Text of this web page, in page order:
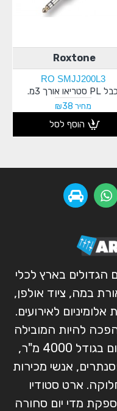
Roxtone
RO SMJJ200L3
כבל PL סטריאו אורך 3מ.
מחיר ₪38
הוסף לסל
הגדולים בארץ לכלי
במה, ציוד אולפן,
אלומיניום לאירועים.
עובדת משנת 1994 והפכה להיות המובילה
בתחומה. ברשותנו מרלו"ג עצום בגודל 4000 מ"ר,
אנשי מכירות
ארט סטודיו
מדי יום סחורה